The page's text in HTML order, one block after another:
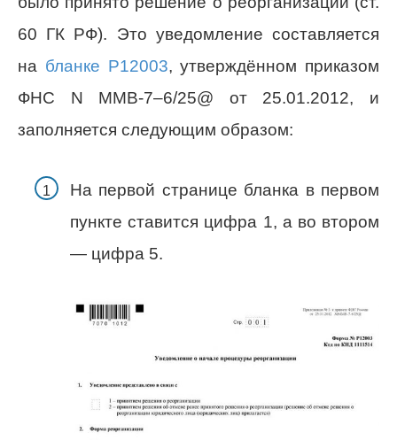
60 ГК РФ). Это уведомление составляется
на бланке Р12003, утверждённом приказом
ФНС N ММВ-7–6/25@ от 25.01.2012, и
заполняется следующим образом:
На первой странице бланка в первом
пункте ставится цифра 1, а во втором
— цифра 5.